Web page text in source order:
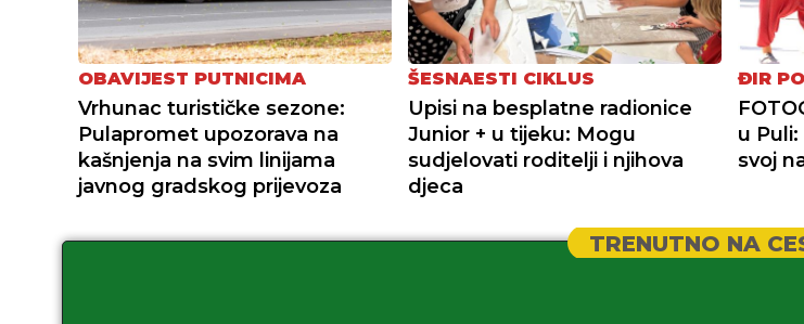
OBAVIJEST PUTNICIMA
Vrhunac turističke sezone:
Pulapromet upozorava na
kašnjenja na svim linijama
javnog gradskog prijevoza
ŠESNAESTI CIKLUS
Upisi na besplatne radionice
Junior + u tijeku: Mogu
sudjelovati roditelji i njihova
djeca
ĐIR
u
svoj
TRENUTNO NA